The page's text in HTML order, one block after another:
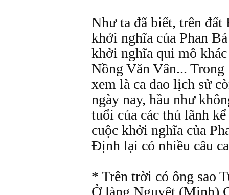
Như ta đã biết, trên
khởi nghĩa của Phan
khởi nghĩa qui mô
Nồng Văn Vân... Trong
xem là ca dao lịch sử
ngày nay, hầu như
tuổi của các thủ lãnh
cuộc khởi nghĩa của
Định lại có nhiều câu
* Trên trời có ông sao
Ở làng Nguyệt (Minh)